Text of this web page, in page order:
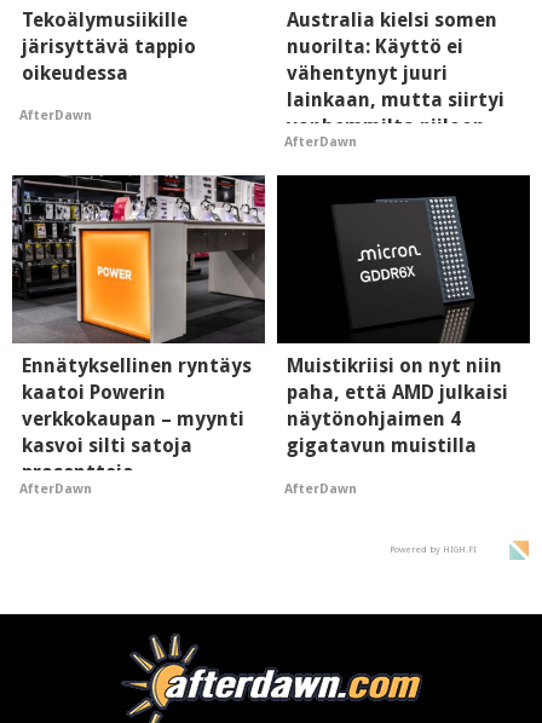
Tekoälymusiikille
järisyttävä tappio
oikeudessa
AfterDawn
Australia kielsi somen
nuorilta: Käyttö ei
vähentynyt juuri
lainkaan, mutta siirtyi
vanhemmilta piiloon
AfterDawn
Ennätyksellinen ryntäys
kaatoi Powerin
verkkokaupan – myynti
kasvoi silti satoja
prosentteja
AfterDawn
Muistikriisi on nyt niin
paha, että AMD julkaisi
näytönohjaimen 4
gigatavun muistilla
AfterDawn
Powered by HIGH.FI